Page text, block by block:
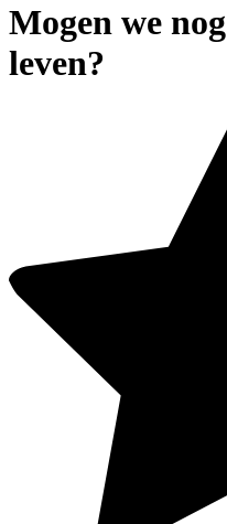
Mogen we
leven?